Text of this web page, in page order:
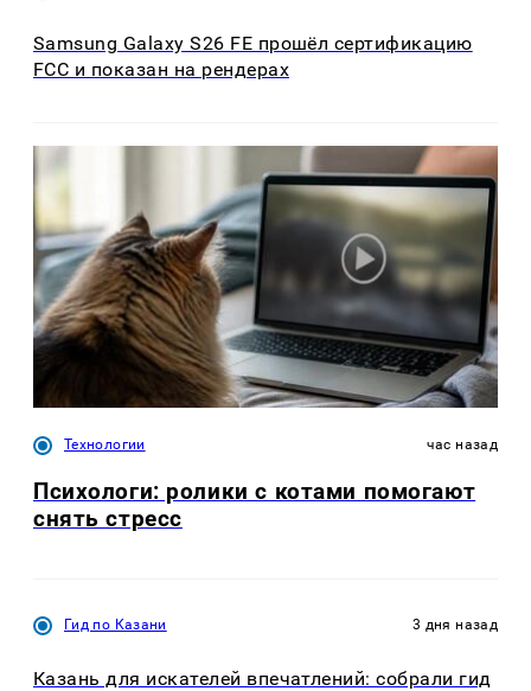
Samsung Galaxy S26 FE прошёл сертификацию
FCC и показан на рендерах
Технологии час назад
Психологи: ролики с котами помогают
снять стресс
Гид по Казани 3 дня назад
Казань для искателей впечатлений: собрали гид